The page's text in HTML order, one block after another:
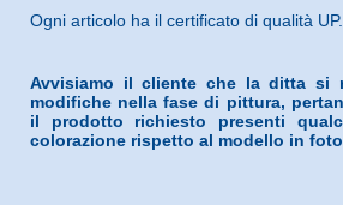
Ogni articolo ha il certificato di qualità UP.
Avvisiamo il cliente che la ditta si
modifiche nella fase di pittura,
il prodotto richiesto presenti
colorazione rispetto al modello in